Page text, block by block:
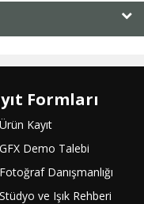
Formları
Ürün Kayıt
GFX Demo Talebi
Fotoğraf Danışmanlığı
Stüdyo ve Işık Rehberi